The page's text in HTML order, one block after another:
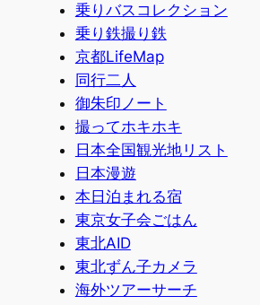
乗りバスコレクション
乗り鉄撮り鉄
京都LifeMap
同行二人
御朱印ノート
撮ってホキホキ
日本全国観光地リスト
日本漫遊
本日泊まれる宿
東京女子会ごはん
東北AID
東北ずん子カメラ
海外ツアーサーチ